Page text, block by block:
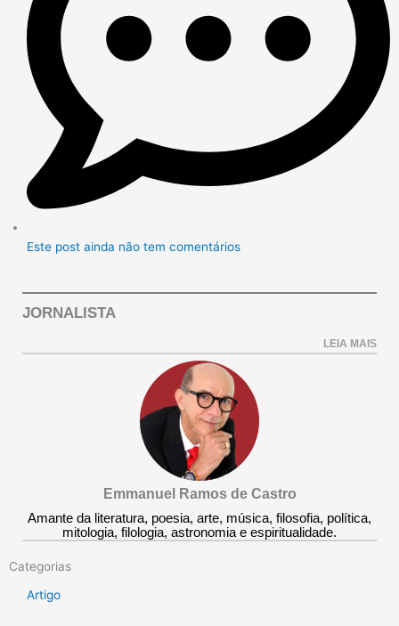
Este post ainda não tem comentários
JORNALISTA
LEIA MAIS
Emmanuel Ramos de Castro
Amante da literatura, poesia, arte, música, filosofia, política,
mitologia, filologia, astronomia e espiritualidade.
Categorias
Artigo